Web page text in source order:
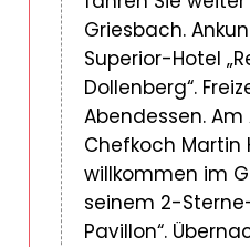
Griesbach.
Superior-Hotel
Dollenberg“.
Abendessen.
Chefkoch Martin
willkommen im
seinem 2-
Pavillon“.